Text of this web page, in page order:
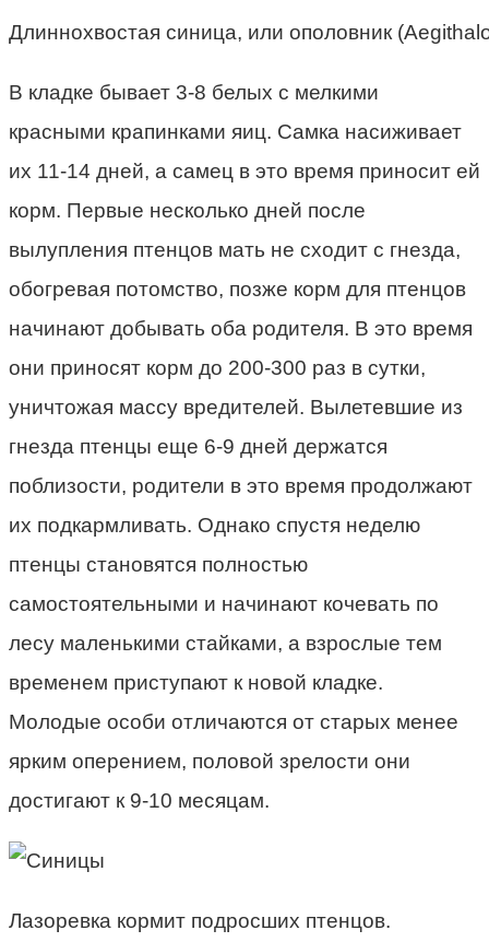
Длиннохвостая синица, или ополовник
В кладке бывает 3-8 белых с мелкими
красными крапинками яиц. Самка насиживает
их 11-14 дней, а самец в это время приносит ей
корм. Первые несколько дней после
вылупления птенцов мать не сходит с гнезда,
обогревая потомство, позже корм для птенцов
начинают добывать оба родителя. В это время
они приносят корм до 200-300 раз в сутки,
уничтожая массу вредителей. Вылетевшие из
гнезда птенцы еще 6-9 дней держатся
поблизости, родители в это время продолжают
их подкармливать. Однако спустя неделю
птенцы становятся полностью
самостоятельными и начинают кочевать по
лесу маленькими стайками, а взрослые тем
временем приступают к новой кладке.
Молодые особи отличаются от старых менее
ярким оперением, половой зрелости они
достигают к 9-10 месяцам.
Лазоревка кормит подросших птенцов.